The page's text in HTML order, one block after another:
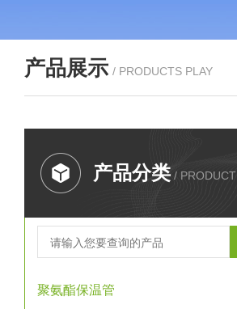
产品展示 / PRODUCTS PLAY
产品分类 / PRODUCT
聚氨酯保温管